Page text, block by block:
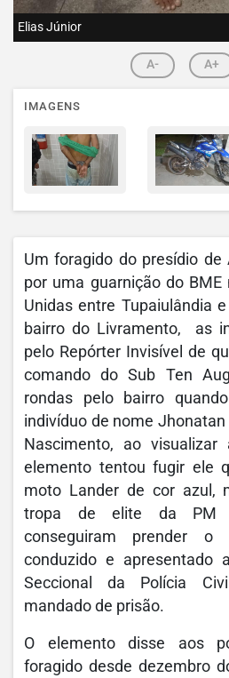
Elias Júnior
A- A+
IMAGENS
Um foragido do presídio
por uma guarnição do
Unidas entre Tupaiulândia
bairro do Livramento, as
pelo Repórter Invisível de
comando do Sub Ten
rondas pelo bairro
indivíduo de nome
Nascimento, ao
elemento tentou fugir ele
moto Lander de cor azul,
tropa de elite da PM
conseguiram prender
conduzido e apresentado
Seccional da Polícia
mandado de prisão.
O elemento disse aos
foragido desde dezembro